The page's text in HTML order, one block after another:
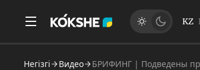
KZ
Негізгі Видео БРИФИНГ | Подведены